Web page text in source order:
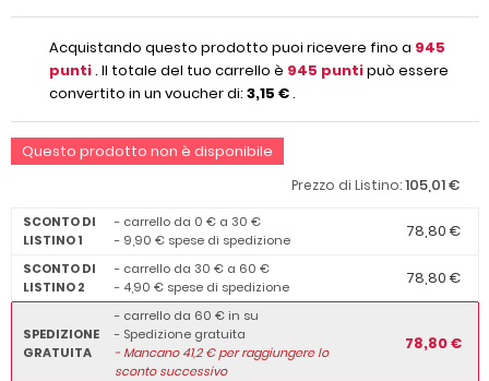
Acquistando questo prodotto puoi ricevere fino a 945
punti. Il totale del tuo carrello è 945 puntipuò essere
convertito in un voucher di: 3,15 €.
Questo prodotto non è disponibile
Prezzo di Listino:105,01 €
SCONTO DI
LISTINO 1
- carrello da 0 € a 30 €
- 9,90 € spese di spedizione
78,80 €
SCONTO DI
LISTINO 2
- carrello da 30 € a 60 €
- 4,90 € spese di spedizione
78,80 €
SPEDIZIONE
GRATUITA
- carrello da 60 € in su
- Spedizione gratuita
-Mancano41,2€ per raggiungere lo
sconto successivo
78,80 €